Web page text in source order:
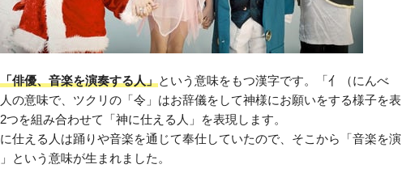
「俳優、音楽を演奏する人」という意味をもつ漢字です。「亻（にんべ
の意味で、ツクリの「令」はお辞儀をして神様にお願いをする様子を表
つを組み合わせて「神に仕える人」を表現します。
仕える人は踊りや音楽を通じて奉仕していたので、そこから「音楽を演
という意味が生まれました。